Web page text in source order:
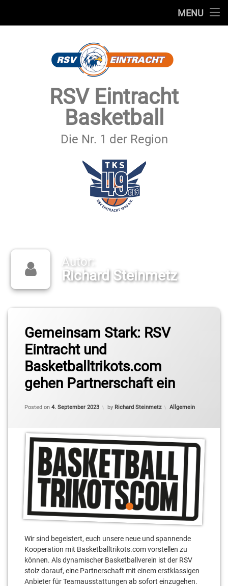
MENU
SECHSTER MANN
IMPRESSUM & DATENSCHUTZ
RSV Eintracht
Basketball
Die Nr. 1 der Region
Autor:
Richard Steinmetz
Gemeinsam Stark: RSV
Eintracht und
Basketballtrikots.com
gehen Partnerschaft ein
Posted on 4. September 2023 by Richard Steinmetz Categories:
Allgemein
Wir sind begeistert, euch unsere neue und spannende
Kooperation mit Basketballtrikots.com vorstellen zu
können. Als dynamischer Basketballverein ist der RSV
stolz darauf, eine Partnerschaft mit einem erstklassigen
Anbieter für Teamausstattungen ab sofort einzugehen.